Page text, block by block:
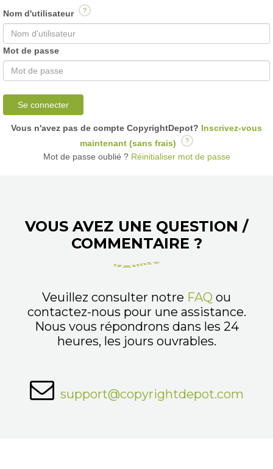
Nom d'utilisateur ?
Mot de passe
Se connecter
Vous n'avez pas de compte CopyrightDepot? Inscrivez-vous
maintenant (sans frais)
?
Mot de passe oublié ?Réinitialiser mot de passe
VOUS AVEZ UNE QUESTION /
COMMENTAIRE ?
Veuillez consulter notre FAQ ou
contactez-nous pour une assistance.
Nous vous répondrons dans les 24
heures, les jours ouvrables.
support@copyrightdepot.com